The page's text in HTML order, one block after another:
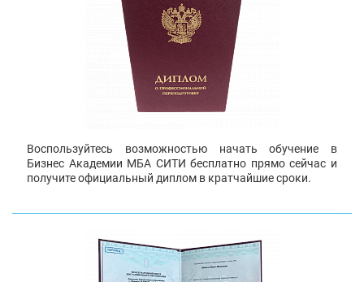
Воспользуйтесь возможностью начать обучение в
Бизнес Академии МБА СИТИ бесплатно прямо сейчас и
получите официальный диплом в кратчайшие сроки.